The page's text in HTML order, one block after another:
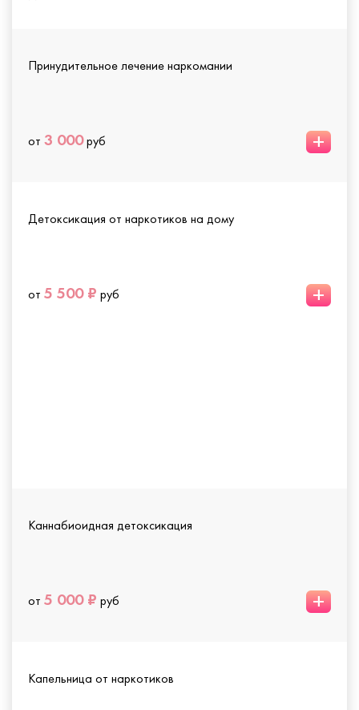
Принудительное лечение наркомании
от 3 000руб +
Детоксикация от наркотиков на дому
от 5 500 ₽ руб +
Каннабиоидная детоксикация
от 5 000 ₽ руб +
Капельница от наркотиков